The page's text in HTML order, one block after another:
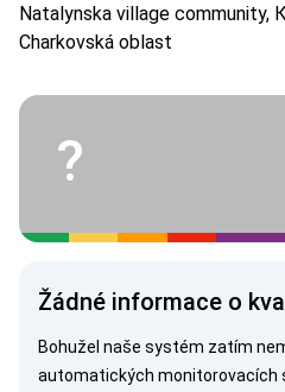
Natalynska village community,
Charkovská oblast
?
Žádné informace o
Bohužel naše systém zatím
automatických monitorovacích